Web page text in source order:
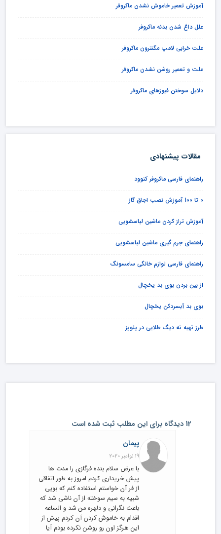
آموزش تعمیر خاموش نشدن ماکروفر
علل داغ شدن بدنه ماکروفر
علت خرابی لامپ مگنترون ماکروفر
علت و تعمیر روشن نشدن ماکروفر
دلایل سوختن فیوزهای ماکروفر
مقالات پیشنهادی
راهنمای فارسی ماکروفر کنوود
0 تا 100 آموزش نصب اجاق گاز
آموزش تراز کردن ماشین لباسشویی
راهنمای جرم گیری ماشین لباسشویی
راهنمای فارسی لوازم خانگی سامسونگ
از بین بردن بوی بد یخچال
بوی بد آبسردکن یخچال
طرز تهیه ته دیگ طلایی در پلوپز
12 دیدگاه برای این مطلب ثبت شده است
پیمان
19 نوامبر 2020
با عرض سلام بنده فرگازی را مدت ها
پیش خریداری کردم امروز به طور اتفاقی
از فر آن خواستم استفاده کنم که بویی
شبیه به سیم سوخته از آن ناشی شد که
باعث نگرانی و دلهره من شد و الساعه
اقدام به خاموش کردن آن کردم پیش از
این هرگز اون رو روشن نکرده بودم آیا